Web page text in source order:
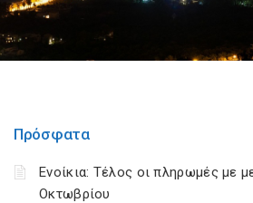
Πρόσφατα
Ενοίκια: Τέλος οι πληρωμές με
Οκτωβρίου